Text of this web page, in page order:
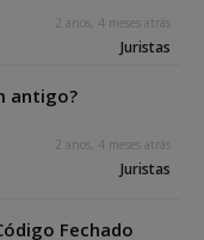
2 anos, 4 meses atrás
Juristas
antigo?
2 anos, 4 meses atrás
Juristas
Fechado